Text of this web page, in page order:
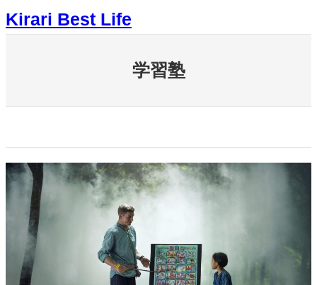
内
容
Kirari Best Life
学習塾